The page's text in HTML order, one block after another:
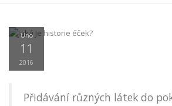
Úno
11
2016
Přidávání různých látek do